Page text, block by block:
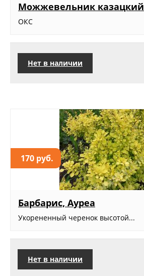
Можжевельник казацкий
ОКС
Нет в наличии
170 руб.
Барбарис, Ауреа
Укорененный черенок высотой...
Нет в наличии